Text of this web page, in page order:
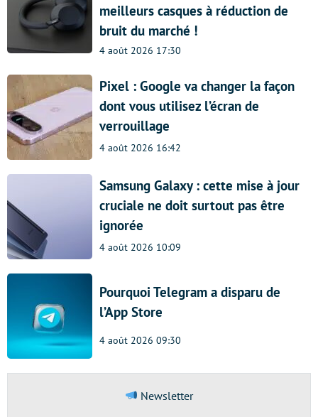
meilleurs casques à réduction de
bruit du marché !
4 août 2026 17:30
Pixel : Google va changer la façon
dont vous utilisez l’écran de
verrouillage
4 août 2026 16:42
Samsung Galaxy : cette mise à jour
cruciale ne doit surtout pas être
ignorée
4 août 2026 10:09
Pourquoi Telegram a disparu de
l’App Store
4 août 2026 09:30
Newsletter